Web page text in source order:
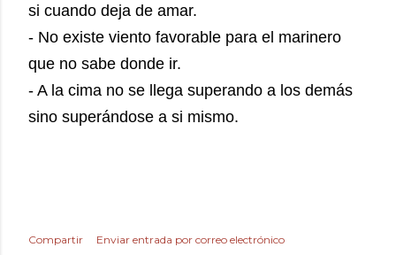
si cuando deja de amar.
- No existe viento favorable para el marinero
que no sabe donde ir.
- A la cima no se llega superando a los demás
sino superándose a si mismo.
Compartir
Enviar entrada por correo electrónico